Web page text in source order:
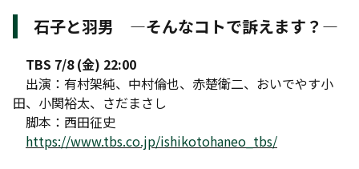
石子と羽男 ―そんなコトで訴えます？―
TBS 7/8 (金) 22:00
出演：有村架純、中村倫也、赤楚衛二、おいでやす小
田、小関裕太、さだまさし
脚本：西田征史
https://www.tbs.co.jp/ishikotohaneo_tbs/